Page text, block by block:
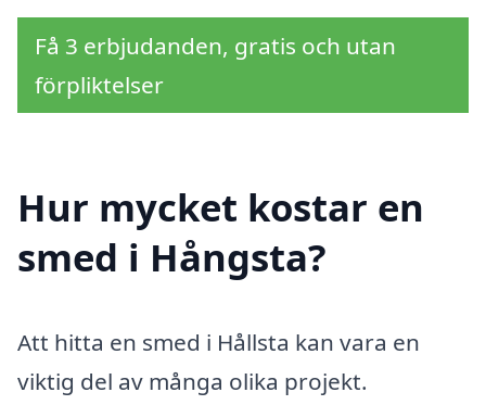
Få 3 erbjudanden, gratis och utan
förpliktelser
Hur mycket kostar en
smed i Hångsta?
Att hitta en smed i Hållsta kan vara en
viktig del av många olika projekt.